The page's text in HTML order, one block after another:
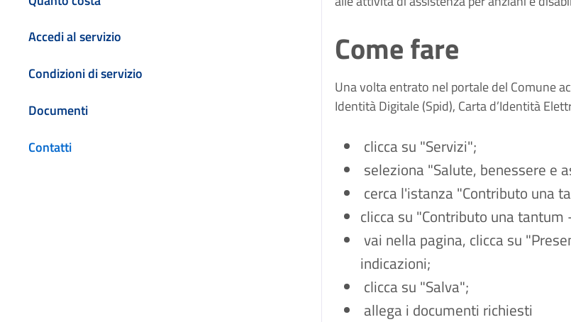
Accedi al servizio
Condizioni di servizio
Documenti
Contatti
Come fare
Una volta entrato nel portale del Comune
Identità Digitale (Spid), Carta d’Identità
clicca su "Servizi";
seleziona "Salute, benessere e
cerca l'istanza "Contributo una
clicca su "Contributo una
vai nella pagina, clicca su
indicazioni;
clicca su "Salva";
allega i documenti richiesti